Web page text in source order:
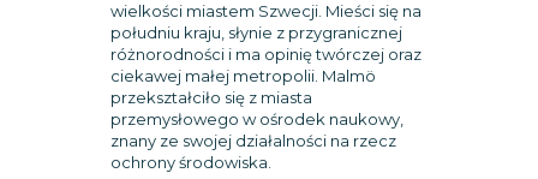
wielkości miastem Szwecji. Mieści się na
południu kraju, słynie z przygranicznej
różnorodności i ma opinię twórczej oraz
ciekawej małej metropolii. Malmö
przekształciło się z miasta
przemysłowego w ośrodek naukowy,
znany ze swojej działalności na rzecz
ochrony środowiska.